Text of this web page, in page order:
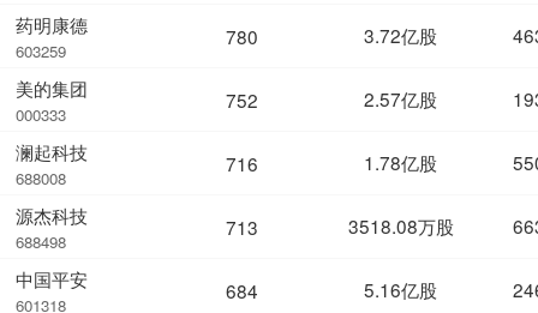
药明康德
603259
美的集团
000333
澜起科技
688008
源杰科技
688498
中国平安
601318
780 3.72亿股
752 2.57亿股
716 1.78亿股
713 3518.08万股
684 5.16亿股